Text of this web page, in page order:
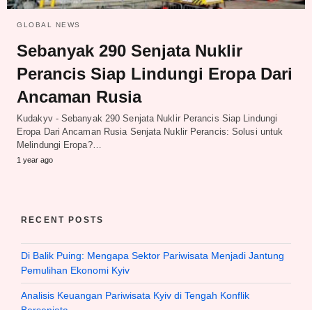
GLOBAL NEWS
Sebanyak 290 Senjata Nuklir
Perancis Siap Lindungi Eropa Dari
Ancaman Rusia
Kudakyv - Sebanyak 290 Senjata Nuklir Perancis Siap Lindungi
Eropa Dari Ancaman Rusia Senjata Nuklir Perancis: Solusi untuk
Melindungi Eropa?…
1 year ago
RECENT POSTS
Di Balik Puing: Mengapa Sektor Pariwisata Menjadi Jantung
Pemulihan Ekonomi Kyiv
Analisis Keuangan Pariwisata Kyiv di Tengah Konflik